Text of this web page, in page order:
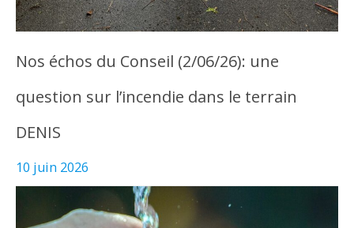
Nos échos du Conseil (2/06/26): une
question sur l’incendie dans le terrain
DENIS
10 juin 2026